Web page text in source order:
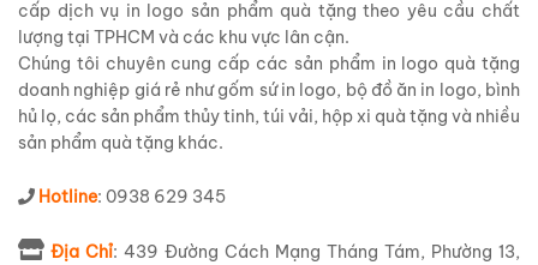
cấp dịch vụ in logo sản phẩm quà tặng theo yêu cầu chất
lượng tại TPHCM và các khu vực lân cận.
Chúng tôi chuyên cung cấp các sản phẩm in logo quà tặng
doanh nghiệp giá rẻ như gốm sứ in logo, bộ đồ ăn in logo, bình
hủ lọ, các sản phẩm thủy tinh, túi vải, hộp xi quà tặng và nhiều
sản phẩm quà tặng khác.
Hotline: 0938 629 345
Địa Chỉ: 439 Đường Cách Mạng Tháng Tám, Phường 13,